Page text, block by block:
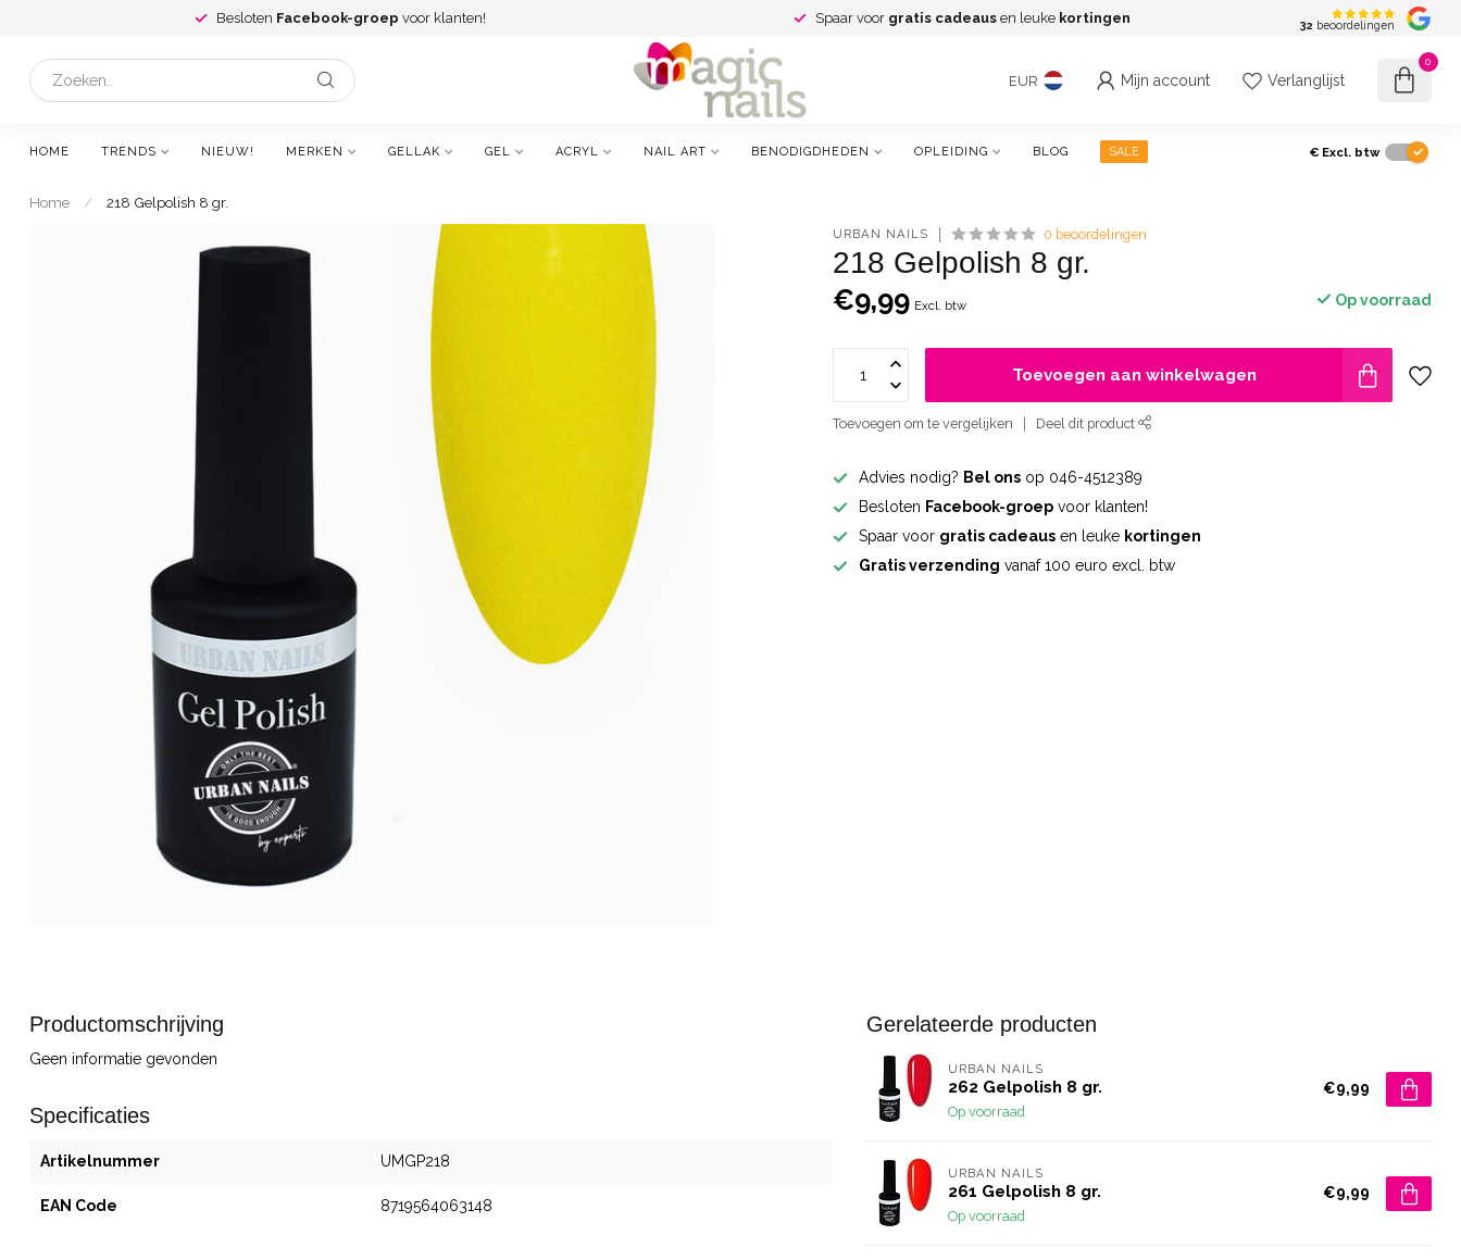
Besloten Facebook-groep voor klanten! Spaar voor gratis cadeaus en leuke kortingen 32 beoordelingen
EUR Mijn account Verlanglijst
0
HOME TRENDS NIEUW! MERKEN GELLAK GEL ACRYL NAIL ART BENODIGDHEDEN OPLEIDING BLOG SALE € Excl. btw
Home / 218 Gelpolish 8 gr.
URBAN NAILS 0 beoordelingen
218 Gelpolish 8 gr.
€9,99 Excl. btw Op voorraad
Toevoegen aan winkelwagen
Toevoegen om te vergelijken Deel dit product
Advies nodig? Bel ons op 046-4512389
Besloten Facebook-groep voor klanten!
Spaar voor gratis cadeaus en leuke kortingen
Gratis verzending vanaf 100 euro excl. btw
Productomschrijving
Geen informatie gevonden
Specificaties
Artikelnummer UMGP218
EAN Code 8719564063148
Gerelateerde producten
URBAN NAILS
262 Gelpolish 8 gr.
Op voorraad
€9,99
URBAN NAILS
261 Gelpolish 8 gr.
Op voorraad
€9,99